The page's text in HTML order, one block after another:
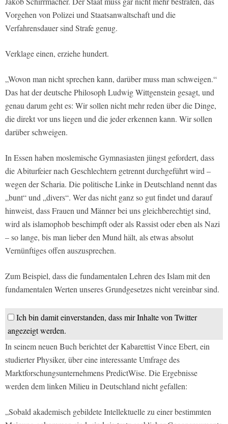
Vorgehen von Polizei und Staatsanwaltschaft und die
Verfahrensdauer sind Strafe genug.
Verklage einen, erziehe hundert.
„Wovon man nicht sprechen kann, darüber muss man schweigen.“
Das hat der deutsche Philosoph Ludwig Wittgenstein gesagt, und
genau darum geht es: Wir sollen nicht mehr reden über die Dinge,
die direkt vor uns liegen und die jeder erkennen kann. Wir sollen
darüber schweigen.
In Essen haben moslemische Gymnasiasten jüngst gefordert, dass
die Abiturfeier nach Geschlechtern getrennt durchgeführt wird –
wegen der Scharia. Die politische Linke in Deutschland nennt das
„bunt“ und „divers“. Wer das nicht ganz so gut findet und darauf
hinweist, dass Frauen und Männer bei uns gleichberechtigt sind,
wird als islamophob beschimpft oder als Rassist oder eben als Nazi
– so lange, bis man lieber den Mund hält, als etwas absolut
Vernünftiges offen auszusprechen.
Zum Beispiel, dass die fundamentalen Lehren des Islam mit den
fundamentalen Werten unseres Grundgesetzes nicht vereinbar sind.
Ich bin damit einverstanden, dass mir Inhalte von Twitter
angezeigt werden.
In seinem neuen Buch berichtet der Kabarettist Vince Ebert, ein
studierter Physiker, über eine interessante Umfrage des
Marktforschungsunternehmens PredictWise. Die Ergebnisse
werden dem linken Milieu in Deutschland nicht gefallen:
„Sobald akademisch gebildete Intellektuelle zu einer bestimmten